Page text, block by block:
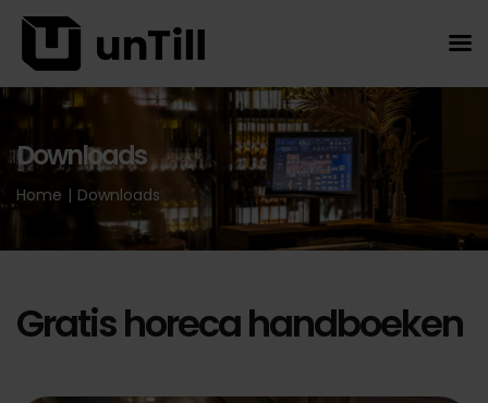
Downloads
Home | Downloads
Gratis horeca handboeken